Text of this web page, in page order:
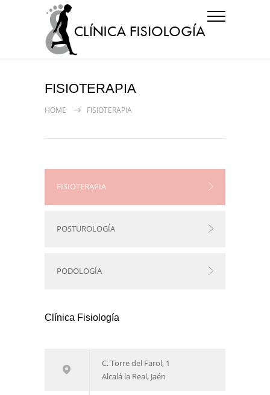
FISIOTERAPIA
HOME FISIOTERAPIA
FISIOTERAPIA
POSTUROLOGÍA
PODOLOGÍA
Clínica Fisiología
C. Torre del Farol, 1
Alcalá la Real, Jaén